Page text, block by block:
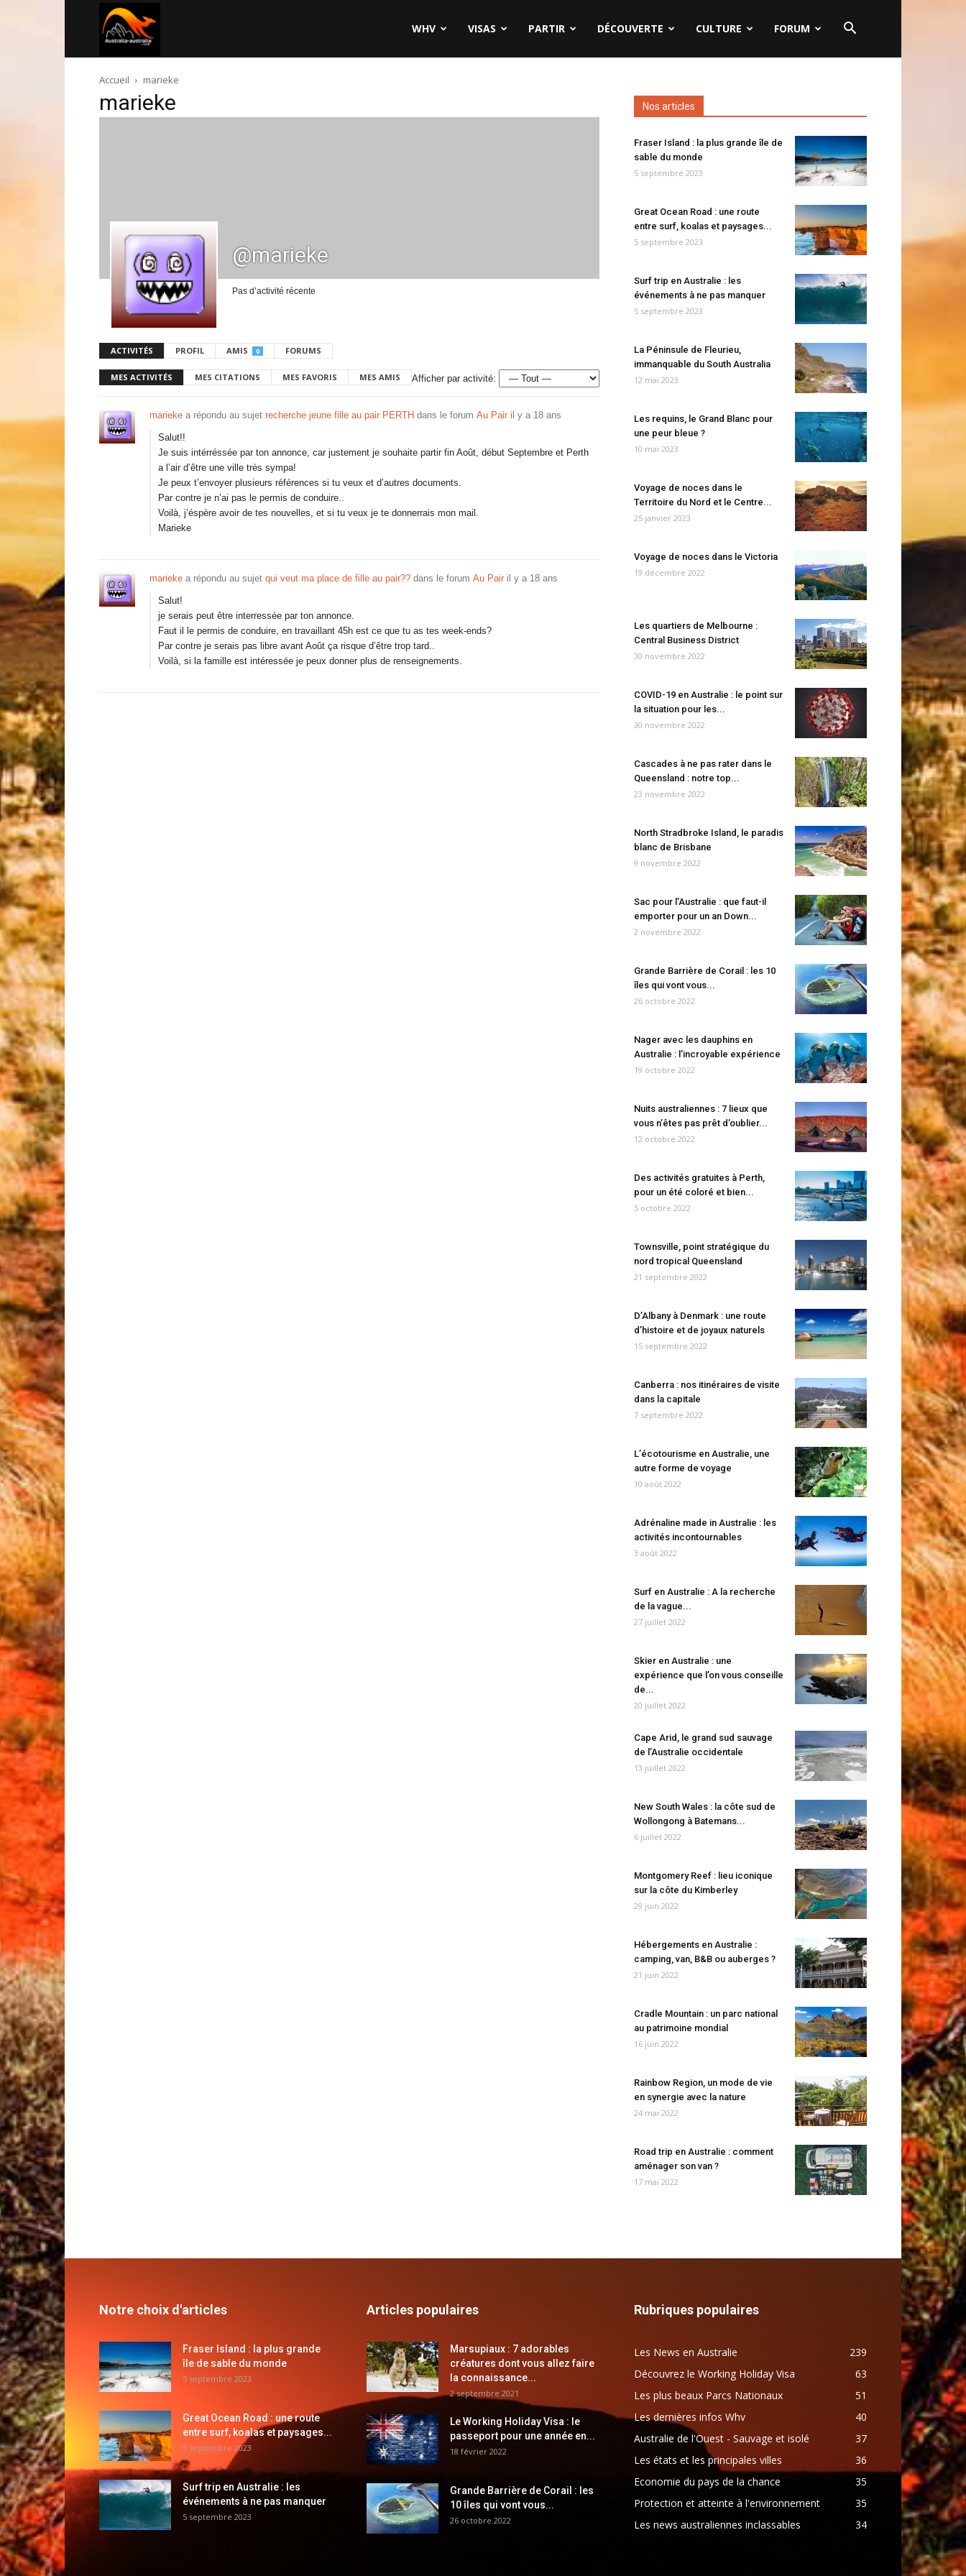
australie.com
WHV VISAS PARTIR DÉCOUVERTE CULTURE FORUM
Accueil marieke
marieke
@marieke
Pas d’activité récente
ACTIVITÉS PROFIL AMIS 0 FORUMS
MES ACTIVITÉS MES CITATIONS MES FAVORIS MES AMIS Afficher par activité:
marieke a répondu au sujet recherche jeune fille au pair PERTH dans le forum Au Pair il y a 18 ans
Salut!!
Je suis intérréssée par ton annonce, car justement je souhaite partir fin Août, début Septembre et Perth
a l’air d’être une ville très sympa!
Je peux t’envoyer plusieurs références si tu veux et d’autres documents.
Par contre je n’ai pas le permis de conduire..
Voilà, j’éspère avoir de tes nouvelles, et si tu veux je te donnerrais mon mail.
Marieke
marieke a répondu au sujet qui veut ma place de fille au pair?? dans le forum Au Pair il y a 18 ans
Salut!
je serais peut être interressée par ton annonce.
Faut il le permis de conduire, en travaillant 45h est ce que tu as tes week-ends?
Par contre je serais pas libre avant Août ça risque d’être trop tard..
Voilà, si la famille est intéressée je peux donner plus de renseignements.
Nos articles
Fraser Island : la plus grande île de
sable du monde
5 septembre 2023
Great Ocean Road : une route
entre surf, koalas et paysages...
5 septembre 2023
Surf trip en Australie : les
événements à ne pas manquer
5 septembre 2023
La Péninsule de Fleurieu,
immanquable du South Australia
12 mai 2023
Les requins, le Grand Blanc pour
une peur bleue ?
10 mai 2023
Voyage de noces dans le
Territoire du Nord et le Centre...
25 janvier 2023
Voyage de noces dans le Victoria
19 décembre 2022
Les quartiers de Melbourne :
Central Business District
30 novembre 2022
COVID-19 en Australie : le point sur
la situation pour les...
30 novembre 2022
Cascades à ne pas rater dans le
Queensland : notre top...
23 novembre 2022
North Stradbroke Island, le paradis
blanc de Brisbane
9 novembre 2022
Sac pour l’Australie : que faut-il
emporter pour un an Down...
2 novembre 2022
Grande Barrière de Corail : les 10
îles qui vont vous...
26 octobre 2022
Nager avec les dauphins en
Australie : l’incroyable expérience
19 octobre 2022
Nuits australiennes : 7 lieux que
vous n’êtes pas prêt d’oublier...
12 octobre 2022
Des activités gratuites à Perth,
pour un été coloré et bien...
5 octobre 2022
Townsville, point stratégique du
nord tropical Queensland
21 septembre 2022
D’Albany à Denmark : une route
d’histoire et de joyaux naturels
15 septembre 2022
Canberra : nos itinéraires de visite
dans la capitale
7 septembre 2022
L’écotourisme en Australie, une
autre forme de voyage
10 août 2022
Adrénaline made in Australie : les
activités incontournables
3 août 2022
Surf en Australie : A la recherche
de la vague...
27 juillet 2022
Skier en Australie : une
expérience que l’on vous conseille
de...
20 juillet 2022
Cape Arid, le grand sud sauvage
de l’Australie occidentale
13 juillet 2022
New South Wales : la côte sud de
Wollongong à Batemans...
6 juillet 2022
Montgomery Reef : lieu iconique
sur la côte du Kimberley
29 juin 2022
Hébergements en Australie :
camping, van, B&B ou auberges ?
21 juin 2022
Cradle Mountain : un parc national
au patrimoine mondial
16 juin 2022
Rainbow Region, un mode de vie
en synergie avec la nature
24 mai 2022
Road trip en Australie : comment
aménager son van ?
17 mai 2022
Notre choix d'articles
Fraser Island : la plus grande
île de sable du monde
5 septembre 2023
Great Ocean Road : une route
entre surf, koalas et paysages...
5 septembre 2023
Surf trip en Australie : les
événements à ne pas manquer
5 septembre 2023
Articles populaires
Marsupiaux : 7 adorables
créatures dont vous allez faire
la connaissance...
2 septembre 2021
Le Working Holiday Visa : le
passeport pour une année en...
18 février 2022
Grande Barrière de Corail : les
10 îles qui vont vous...
26 octobre 2022
Rubriques populaires
Les News en Australie
239
Découvrez le Working Holiday Visa
63
Les plus beaux Parcs Nationaux
51
Les dernières infos Whv
40
Australie de l'Ouest - Sauvage et isolé
37
Les états et les principales villes
36
Economie du pays de la chance
35
Protection et atteinte à l'environnement
35
Les news australiennes inclassables
34